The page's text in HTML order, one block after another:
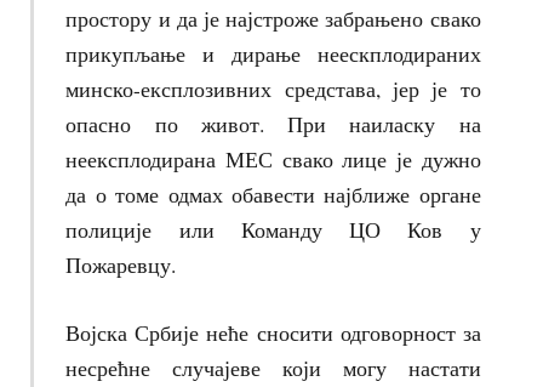
простору и да је најстроже забрањено свако
прикупљање и дирање неескплодираних
минско-експлозивних средстава, јер је то
опасно по живот. При наиласку на
неексплодирана МЕС свако лице је дужно
да о томе одмах обавести најближе органе
полиције или Команду ЦО Ков у
Пожаревцу.
Војска Србије неће сносити одговорност за
несрећне случајеве који могу настати